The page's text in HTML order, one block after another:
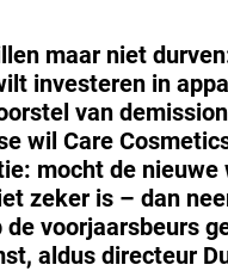
maar niet
investeren in
van
wil Care
mocht de
zeker is – dan
de voorjaarsbeurs
aldus directeur